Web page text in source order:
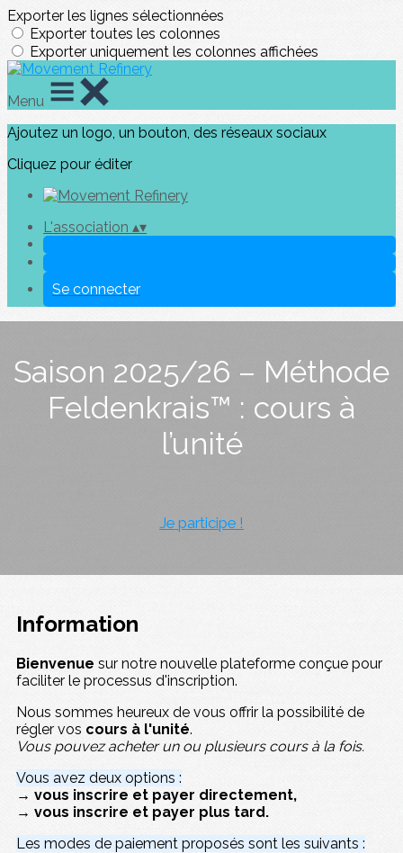
Exporter les lignes sélectionnées
Exporter toutes les colonnes
Exporter uniquement les colonnes affichées
Menu
Ajoutez un logo, un bouton, des réseaux sociaux
Cliquez pour éditer
L'association ▴▾
Se connecter
Saison 2025/26 – Méthode
Feldenkrais™ : cours à
l’unité
Je participe !
Information
Bienvenue sur notre nouvelle plateforme conçue pour
faciliter le processus d'inscription.
Nous sommes heureux de vous offrir la possibilité de
régler vos cours à l'unité.
Vous pouvez acheter un ou plusieurs cours à la fois.
Vous avez deux options :
→ vous inscrire et payer directement,
→ vous inscrire et payer plus tard.
Les modes de paiement proposés sont les suivants :